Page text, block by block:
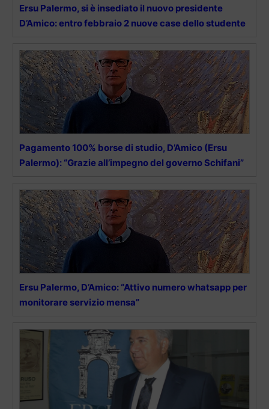
Ersu Palermo, si è insediato il nuovo presidente
D’Amico: entro febbraio 2 nuove case dello studente
Pagamento 100% borse di studio, D’Amico (Ersu
Palermo): “Grazie all’impegno del governo Schifani”
Ersu Palermo, D’Amico: “Attivo numero whatsapp per
monitorare servizio mensa”